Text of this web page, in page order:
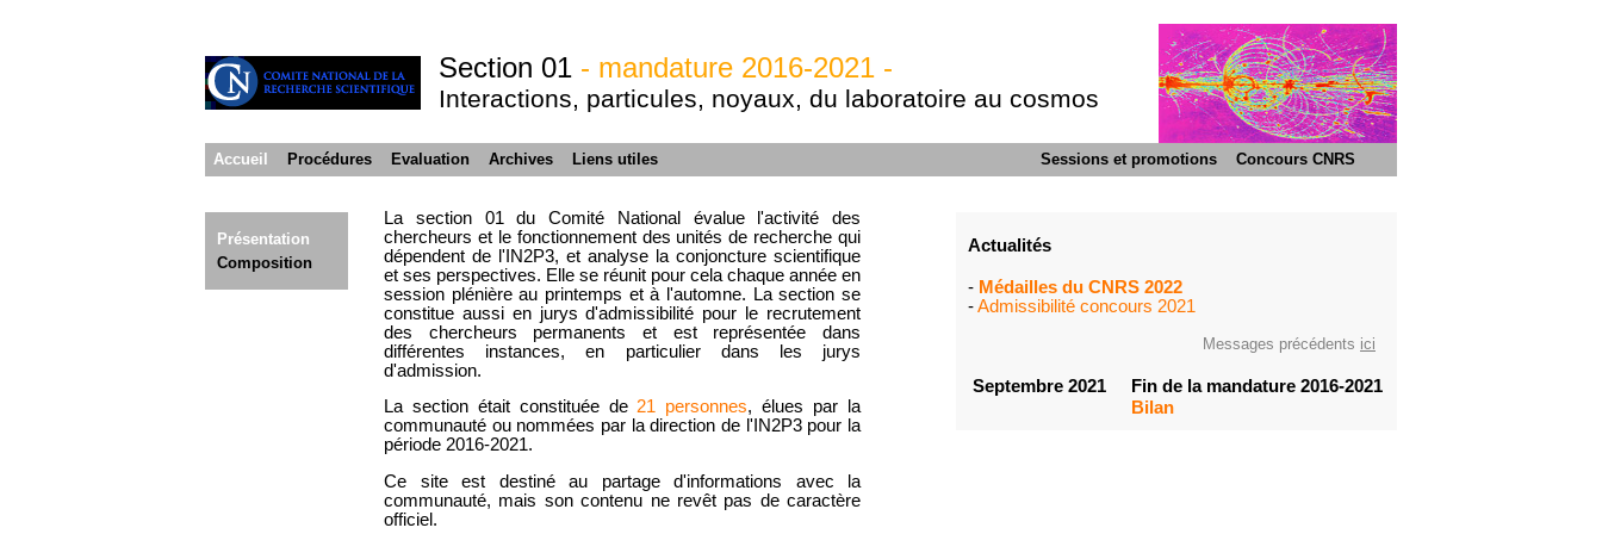
Section 01 - mandature 2016-2021 -
Interactions, particules, noyaux, du laboratoire au cosmos
Accueil Procédures Evaluation Archives Liens utiles Sessions et promotions Concours CNRS
Actualités
- Médailles du CNRS 2022
-Admissibilité concours 2021
Messages précédents ici
Septembre 2021
Fin de la mandature 2016-2021
Bilan
Présentation
Composition
La section 01 du Comité National évalue l'activité des
chercheurs et le fonctionnement des unités de recherche qui
dépendent de l'IN2P3, et analyse la conjoncture scientifique
et ses perspectives. Elle se réunit pour cela chaque année en
session plénière au printemps et à l'automne. La section se
constitue aussi en jurys d'admissibilité pour le recrutement
des chercheurs permanents et est représentée dans
différentes instances, en particulier dans les jurys
d'admission.
La section était constituée de21 personnes, élues par la
communauté ou nommées par la direction de l'IN2P3 pour la
période 2016-2021.
Ce site est destiné au partage d'informations avec la
communauté, mais son contenu ne revêt pas de caractère
officiel.